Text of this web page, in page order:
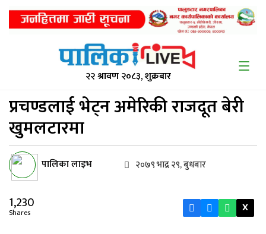
२२ श्रावण २०८३, शुक्रबार
प्रचण्डलाई भेट्न अमेरिकीराजदूत बेरी
खुमलटारमा
पालिका लाइभ २०७९ भाद्र २९, बुधबार
1,230
Shares X